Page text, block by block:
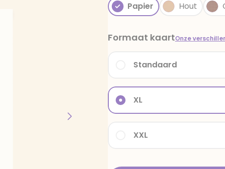
Papier Hout
Formaat kaartOnze
XXL
XL
Standaard